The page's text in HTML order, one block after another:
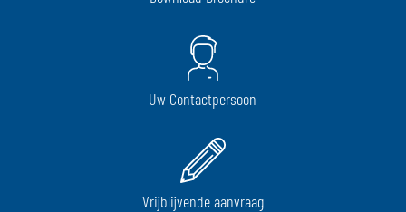
Uw Contactpersoon
Vrijblijvende aanvraag